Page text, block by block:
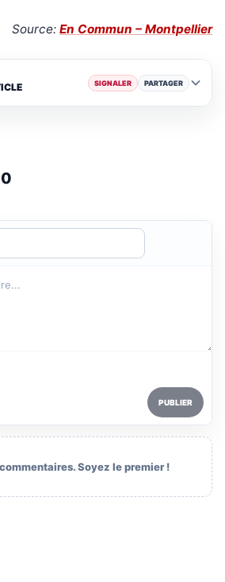
Source: En Commun – Montpellier
SIGNALER PARTAGER
0
PUBLIER
Soyez le premier !